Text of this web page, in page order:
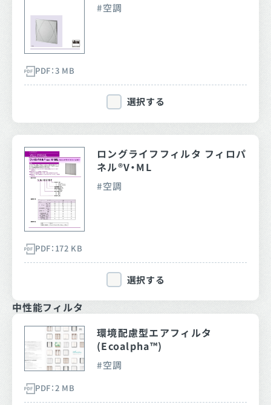
空調
PDF：3 MB
選択する
ロングライフフィルタ フィロパ
ネル®V・ML
空調
PDF：172 KB
選択する
中性能フィルタ
環境配慮型エアフィルタ
(Ecoalpha™)
空調
PDF：2 MB